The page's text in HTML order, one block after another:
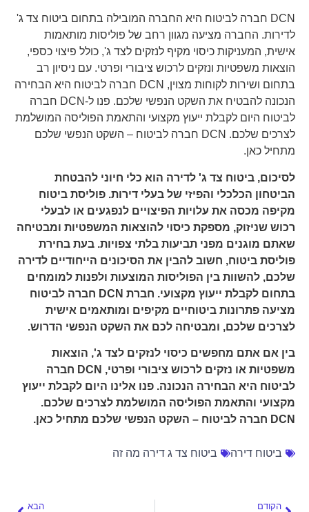
DCN חברה לביטוח היא החברה המובילה בתחום ביטוח צד ג'
לדירות. החברה מציעה מגוון רחב של פוליסות מותאמות
אישית, המעניקות כיסוי מקיף לנזקים לצד ג', כולל פיצוי כספי,
הוצאות משפטיות ונזקים לרכוש ציבורי ופרטי. עם ניסיון רב
בתחום ושירות לקוחות מצוין, DCN חברה לביטוח היא הבחירה
הנכונה להבטיח את השקט הנפשי שלכם. פנו ל-DCN חברה
לביטוח היום לקבלת ייעוץ מקצועי והתאמת הפוליסה המושלמת
לצרכים שלכם. DCN חברה לביטוח – השקט הנפשי שלכם
מתחיל כאן.
לסיכום, ביטוח צד ג' לדירה הוא כלי חיוני להבטחת
הביטחון הכלכלי והפיזי של בעלי דירות. פוליסת ביטוח
מקיפה מכסה את עלויות הפיצויים לנפגעים או לבעלי
רכוש שניזוק, מספקת כיסוי להוצאות המשפטיות ומבטיחה
שאתם מוגנים מפני תביעות בלתי צפויות. בעת בחירת
פוליסת ביטוח, חשוב להבין את הסיכונים הייחודיים לדירה
שלכם, להשוות בין הפוליסות המוצעות ולפנות למומחים
בתחום לקבלת ייעוץ מקצועי. חברת DCN חברה לביטוח
מציעה פתרונות ביטוחיים מקיפים ומותאמים אישית
לצרכים שלכם, ומבטיחה לכם את השקט הנפשי הדרוש.
בין אם אתם מחפשים כיסוי לנזקים לצד ג', הוצאות
משפטיות או נזקים לרכוש ציבורי ופרטי, DCN חברה
לביטוח היא הבחירה הנכונה. פנו אלינו היום לקבלת ייעוץ
מקצועי והתאמת הפוליסה המושלמת לצרכים שלכם.
DCN חברה לביטוח – השקט הנפשי שלכם מתחיל כאן.
ביטוח דירה ביטוח צד ג דירה מה זה
הקודם הבא